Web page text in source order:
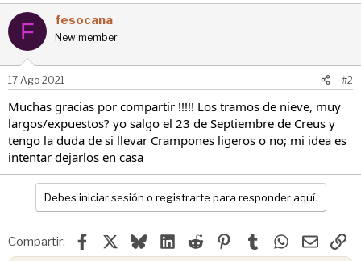
F fesocana
New member
17 Ago 2021 #2
Muchas gracias por compartir !!!!! Los tramos de nieve, muy
largos/expuestos? yo salgo el 23 de Septiembre de Creus y
tengo la duda de si llevar Crampones ligeros o no; mi idea es
intentar dejarlos en casa
Debes iniciar sesión o registrarte para responder aquí.
Compartir: FacebookBlueskyLinkedIn
Reddit Pinterest
Tumblr WhatsApp
Email